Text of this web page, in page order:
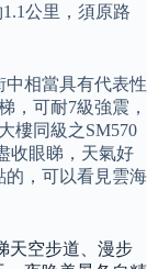
公里，須原路
相當具有代表性
，可耐7級強震，
樓同級之SM570
收眼睇，天氣好
的，可以看見雲海
天空步道、漫步